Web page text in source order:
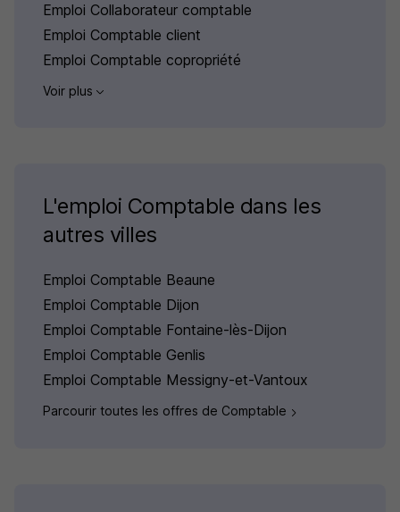
Emploi Collaborateur comptable
Emploi Comptable client
Emploi Comptable copropriété
Voir plus
L'emploi Comptable dans les
autres villes
Emploi Comptable Beaune
Emploi Comptable Dijon
Emploi Comptable Fontaine-lès-Dijon
Emploi Comptable Genlis
Emploi Comptable Messigny-et-Vantoux
Parcourir toutes les offres de Comptable